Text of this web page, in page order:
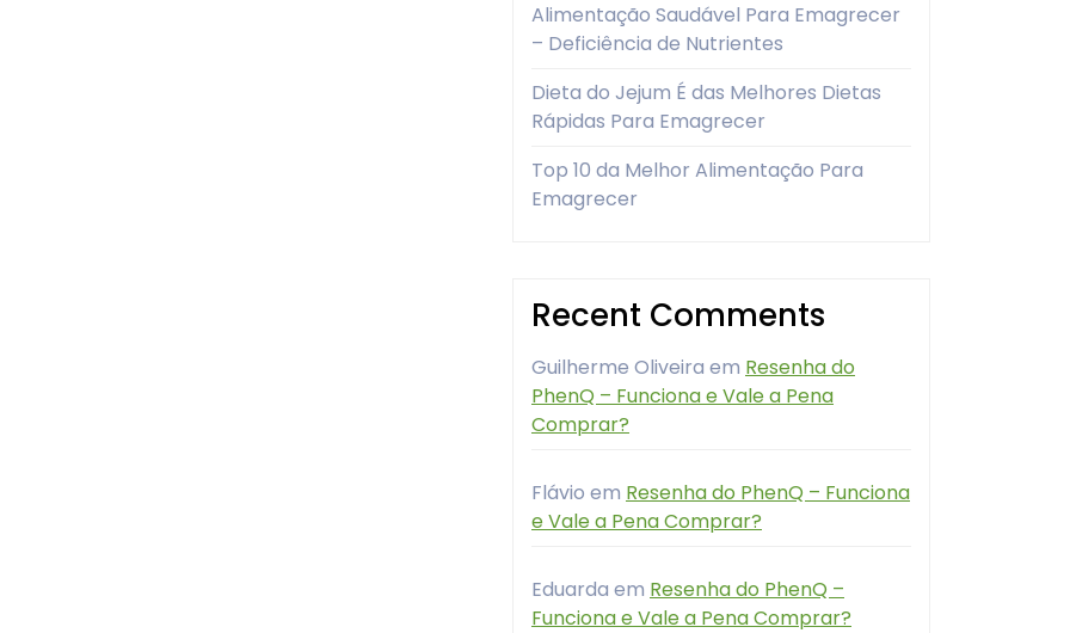
Alimentação Saudável Para Emagrecer
– Deficiência de Nutrientes
Dieta do Jejum É das Melhores Dietas
Rápidas Para Emagrecer
Top 10 da Melhor Alimentação Para
Emagrecer
Recent Comments
Guilherme Oliveira em Resenha do
PhenQ – Funciona e Vale a Pena
Comprar?
Flávio em Resenha do PhenQ – Funciona
e Vale a Pena Comprar?
Eduarda em Resenha do PhenQ –
Funciona e Vale a Pena Comprar?